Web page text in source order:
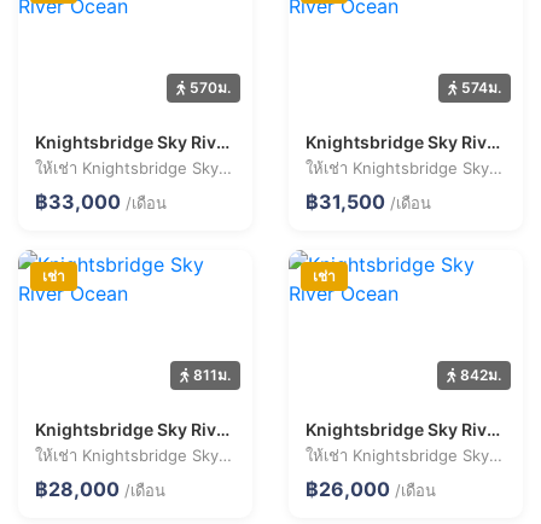
570ม.
Knightsbridge Sky River Ocean
ให้เช่า Knightsbridge Sky River Ocean 3 ห้องนอน 89.1 ตร.ม. ราคา 33,000 บาท/เดือน
฿33,000 /เดือน
574ม.
Knightsbridge Sky River Ocean
ให้เช่า Knightsbridge Sky River Ocean 3 ห้องนอน 90.6 ตร.ม. ราคา 31,500 บาท/เดือน
฿31,500 /เดือน
เช่า
811ม.
Knightsbridge Sky River Ocean
ให้เช่า Knightsbridge Sky River Ocean 2 ห้องนอน 44.2 ตร.ม. ราคา 28,000 บาท/เดือน
฿28,000 /เดือน
เช่า
842ม.
Knightsbridge Sky River Ocean
ให้เช่า Knightsbridge Sky River Ocean 2 ห้องนอน 58.1 ตร.ม. ราคา 26,000 บาท/เดือน
฿26,000 /เดือน